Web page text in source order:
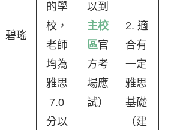
碧瑤
的學
校，
老師
均為
雅思
7.0
分以
以到
主校
區官
方考
場應
試）
2. 適
合有
一定
雅思
基礎
（建